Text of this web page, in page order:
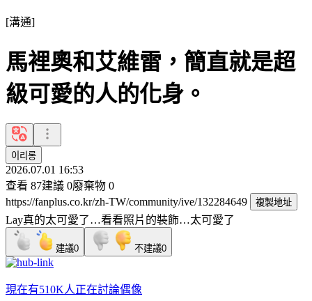
[溝通]
馬裡奧和艾維雷，簡直就是超
級可愛的人的化身。
이리롱
2026.07.01 16:53
查看 87建議 0廢棄物 0
https://fanplus.co.kr/zh-TW/community/ive/132284649
複製地址
Lay真的太可愛了…看看照片的裝飾…太可愛了
建議0 不建議0
現在有510K人正在討論偶像